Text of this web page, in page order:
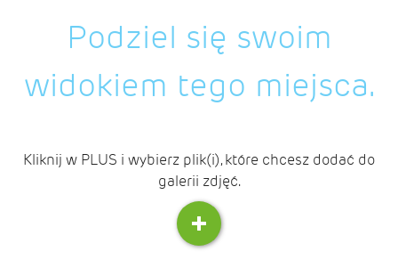
Podziel się swoim
widokiem tego miejsca.
Kliknij w PLUS i wybierz plik(i), które chcesz dodać do
galerii zdjęć.